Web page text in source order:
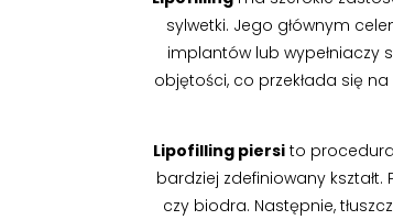
sylwetki. Jego głównym
implantów lub wypełniaczy
objętości, co przekłada się
Lipofilling piersito procedura,
bardziej zdefiniowany
czy biodra. Następnie,